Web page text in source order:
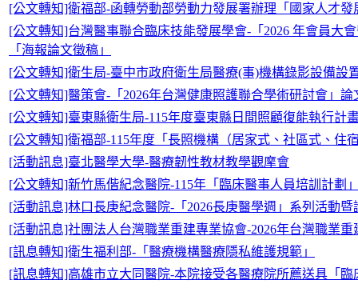
[公文轉知]衛福部-函轉勞動部勞動力發展署辦理「國家人才
[公文轉知]台灣醫事聯合臨床技能發展學會-「2026 年會員大
「海報論文徵稿」
[公文轉知]衛生局-臺中市政府衛生局醫療(事)機構錄影設備設
[公文轉知]醫策會-「2026年台灣健康照護聯合學術研討會」論
[公文轉知]臺東縣衛生局-115年度臺東縣日間照顧復能執行計
[公文轉知]衛福部-115年度「長照機構（居家式、社區式、住
[活動訊息]臺北醫學大學-醫療韌性教材教學觀摩會
[公文轉知]新竹馬偕紀念醫院-115年「臨床醫事人員培訓計劃
[活動訊息]林口長庚紀念醫院-「2026長庚醫學週」系列活動暨
[活動訊息]社團法人台灣職業重建專業協會-2026年台灣職業
[訊息轉知]衛生福利部-「醫療機構醫療隱私維護規範」
[訊息轉知]高雄市立大同醫院-本院接受各醫療院所薦送具「